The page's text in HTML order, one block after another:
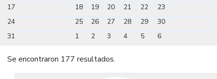
17
18 19 20 21 22
23
24
25 26 27 28 29
30
31
1 2 3 4 5 6
Se encontraron 177 resultados.